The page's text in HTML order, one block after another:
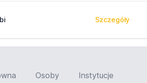
Szczegóły
Osoby Instytucje